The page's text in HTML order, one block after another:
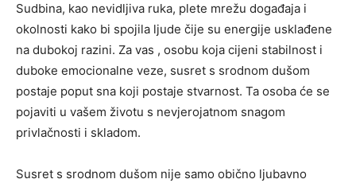
Sudbina, kao nevidljiva ruka, plete mrežu događaja i
okolnosti kako bi spojila ljude čije su energije usklađene
na dubokoj razini. Za vas , osobu koja cijeni stabilnost i
duboke emocionalne veze, susret s srodnom dušom
postaje poput sna koji postaje stvarnost. Ta osoba će se
pojaviti u vašem životu s nevjerojatnom snagom
privlačnosti i skladom.
Susret s srodnom dušom nije samo obično ljubavno